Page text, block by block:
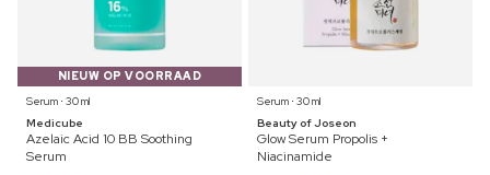
NIEUW OP VOORRAAD
Serum ⋅ 30 ml
Medicube
Azelaic Acid 10 BB Soothing
Serum
Serum ⋅ 30 ml
Beauty of Joseon
Glow Serum Propolis +
Niacinamide